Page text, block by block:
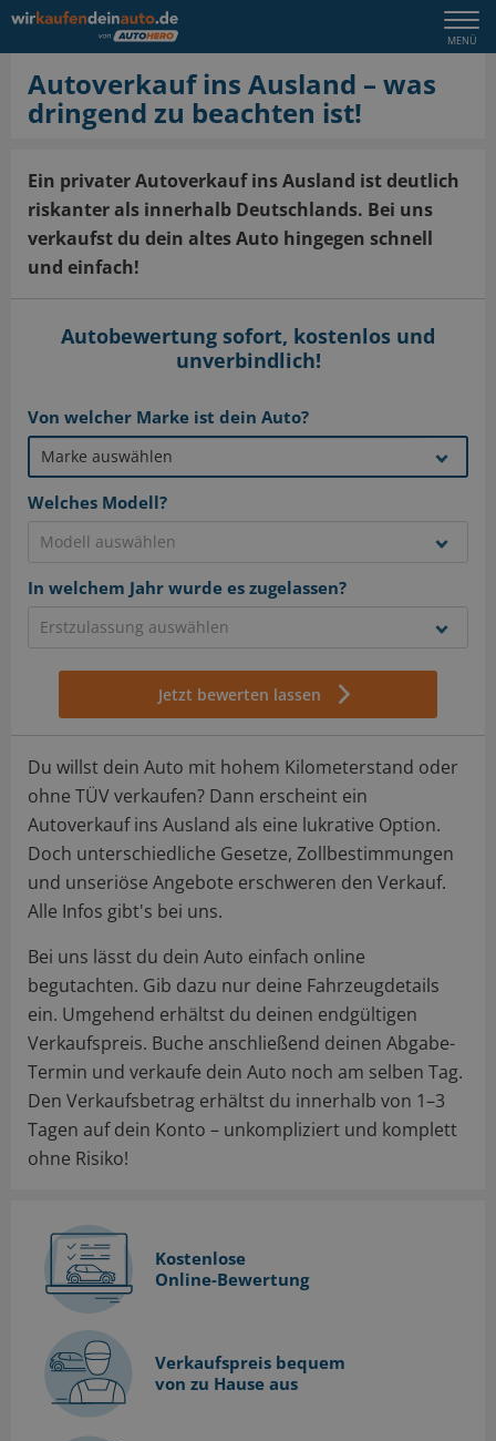
MENÜ
Autoverkauf ins Ausland – was
dringend zu beachten ist!
Ein privater Autoverkauf ins Ausland ist deutlich
riskanter als innerhalb Deutschlands. Bei uns
verkaufst du dein altes Auto hingegen schnell
und einfach!
Autobewertung sofort, kostenlos und
unverbindlich!
Von welcher Marke ist dein Auto?
Welches Modell?
In welchem Jahr wurde es zugelassen?
Jetzt bewerten lassen
Du willst dein Auto mit hohem Kilometerstand oder
ohne TÜV verkaufen? Dann erscheint ein
Autoverkauf ins Ausland als eine lukrative Option.
Doch unterschiedliche Gesetze, Zollbestimmungen
und unseriöse Angebote erschweren den Verkauf.
Alle Infos gibt's bei uns.
Bei uns lässt du dein Auto einfach online
begutachten. Gib dazu nur deine Fahrzeugdetails
ein. Umgehend erhältst du deinen endgültigen
Verkaufspreis. Buche anschließend deinen Abgabe-
Termin und verkaufe dein Auto noch am selben Tag.
Den Verkaufsbetrag erhältst du innerhalb von 1–3
Tagen auf dein Konto – unkompliziert und komplett
ohne Risiko!
Kostenlose
Online-Bewertung
Verkaufspreis bequem
von zu Hause aus